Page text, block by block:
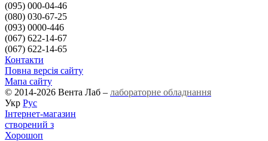
(095) 000-04-46
(080) 030-67-25
(093) 0000-446
(067) 622-14-67
(067) 622-14-65
Контакти
Повна версія сайту
Мапа сайту
© 2014-2026 Вента Лаб – лабораторне обладнання
Укр Рус
Інтернет-магазин
створений з
Хорошоп